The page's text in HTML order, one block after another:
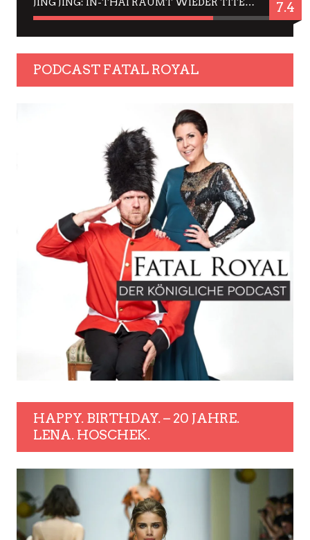
7.4
PODCAST FATAL ROYAL
HAPPY. BIRTHDAY. – 20 JAHRE.
LENA. HOSCHEK.